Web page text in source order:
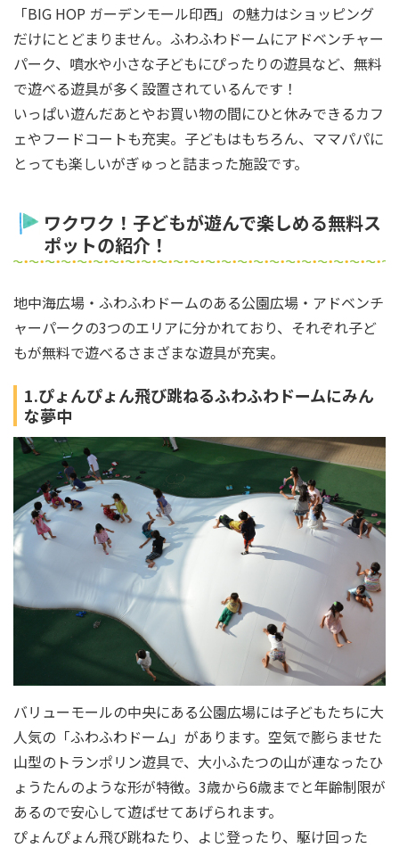
「BIG HOP ガーデンモール印西」の魅力はショッピング
だけにとどまりません。ふわふわドームにアドベンチャー
パーク、噴水や小さな子どもにぴったりの遊具など、無料
で遊べる遊具が多く設置されているんです！
いっぱい遊んだあとやお買い物の間にひと休みできるカフ
ェやフードコートも充実。子どもはもちろん、ママパパに
とっても楽しいがぎゅっと詰まった施設です。
ワクワク！子どもが遊んで楽しめる無料ス
ポットの紹介！
地中海広場・ふわふわドームのある公園広場・アドベンチ
ャーパークの3つのエリアに分かれており、それぞれ子ど
もが無料で遊べるさまざまな遊具が充実。
1.ぴょんぴょん飛び跳ねるふわふわドームにみん
な夢中
バリューモールの中央にある公園広場には子どもたちに大
人気の「ふわふわドーム」があります。空気で膨らませた
山型のトランポリン遊具で、大小ふたつの山が連なったひ
ょうたんのような形が特徴。3歳から6歳までと年齢制限が
あるので安心して遊ばせてあげられます。
ぴょんぴょん飛び跳ねたり、よじ登ったり、駆け回った